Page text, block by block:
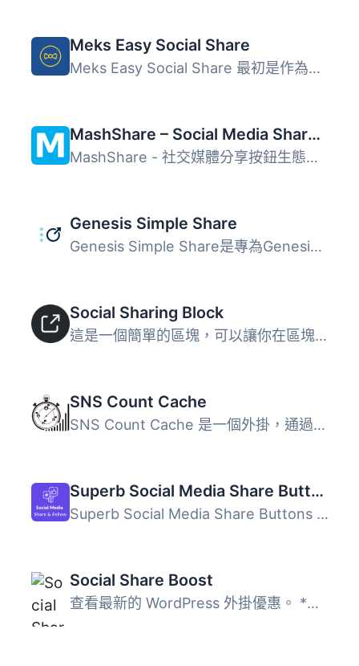
Meks Easy Social Share
Meks Easy Social Share 最初是作為我們的 Johannes WordPres...
MashShare – Social Media Share Buttons, Social Share Icons
MashShare - 社交媒體分享按鈕生態系統（使用 Social Network...
Genesis Simple Share
Genesis Simple Share是專為Genesis子佈景主題而設計的簡單易...
Social Sharing Block
這是一個簡單的區塊，可以讓你在區塊編輯器中加入社交分享圖...
SNS Count Cache
SNS Count Cache 是一個外掛，通過緩存機制顯示分享和追隨者...
Superb Social Media Share Buttons and Follow Buttons
Superb Social Media Share Buttons and Follow Buttons 是一...
Social Share Boost
查看最新的 WordPress 外掛優惠。 *新增功能： * 更多按鈕 * ...